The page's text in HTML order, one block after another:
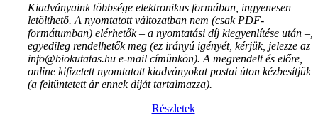
Kiadványaink többsége elektronikus formában, ingyenesen
letölthető. A nyomtatott változatban nem (csak PDF-
formátumban) elérhetők – a nyomtatási díj kiegyenlítése után –,
egyedileg rendelhetők meg (ez irányú igényét, kérjük, jelezze az
info@biokutatas.hu e-mail címünkön). A megrendelt és előre,
online kifizetett nyomtatott kiadványokat postai úton kézbesítjük
(a feltüntetett ár ennek díját tartalmazza).
Részletek